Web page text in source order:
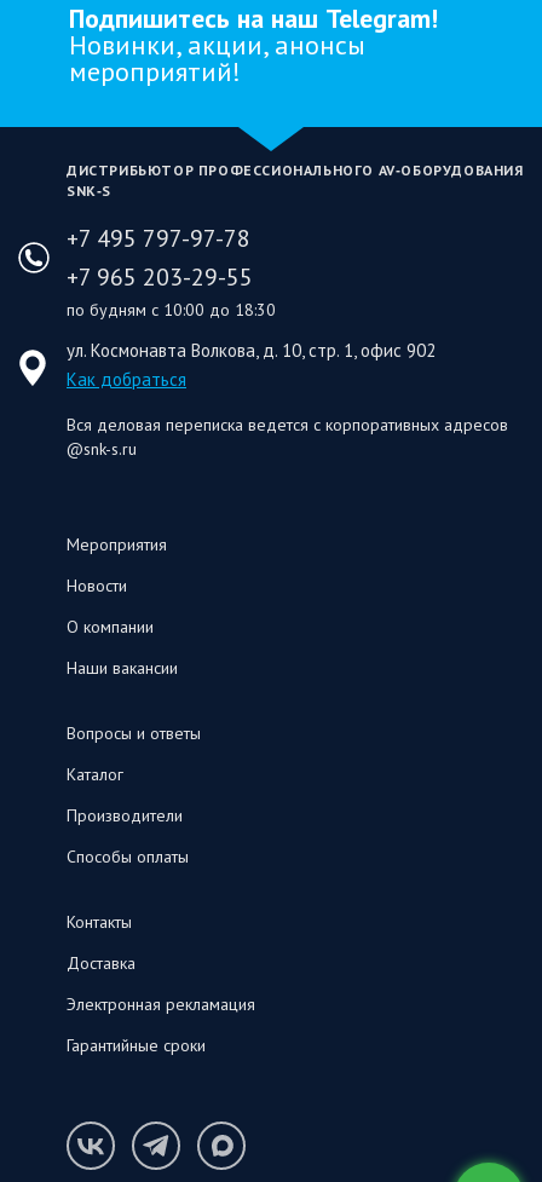
Подпишитесь на наш Telegram!
Новинки, акции, анонсы
мероприятий!
ДИСТРИБЬЮТОР ПРОФЕССИОНАЛЬНОГО AV‑ОБОРУДОВАНИЯ
SNK‑S
+7 495 797-97-78
+7 965 203-29-55
по будням с 10:00 до 18:30
ул. Космонавта Волкова, д. 10, стр. 1, офис 902
Как добраться
Вся деловая переписка ведется с корпоративных адресов
@snk-s.ru
Мероприятия
Новости
О компании
Наши вакансии
Вопросы и ответы
Каталог
Производители
Способы оплаты
Контакты
Доставка
Электронная рекламация
Гарантийные сроки